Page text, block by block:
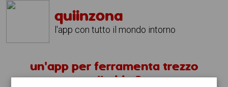
quiinzona
l'app con tutto il mondo intorno
un'app per ferramenta trezzo
sulladda ?